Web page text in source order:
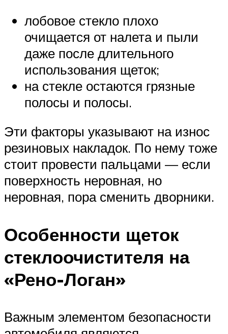
лобовое стекло плохо
очищается от налета и пыли
даже после длительного
использования щеток;
на стекле остаются грязные
полосы и полосы.
Эти факторы указывают на износ
резиновых накладок. По нему тоже
стоит провести пальцами — если
поверхность неровная, но
неровная, пора сменить дворники.
Особенности щеток
стеклоочистителя на
«Рено-Логан»
Важным элементом безопасности